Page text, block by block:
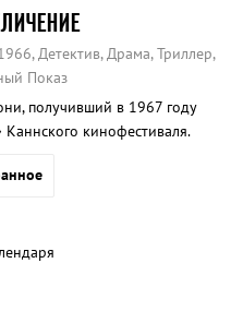
Детектив, Драма, Триллер,
Показ
получивший в 1967 году
кинофестиваля.